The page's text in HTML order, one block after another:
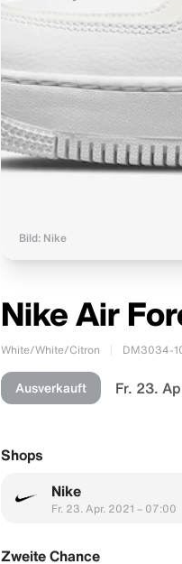
Bild: Nike
Nike Air
White/White/Citron DM3034-
Ausverkauft Fr. 23.
Shops
Nike
Fr. 23. Apr. 2021 – 07:00
Zweite Chance